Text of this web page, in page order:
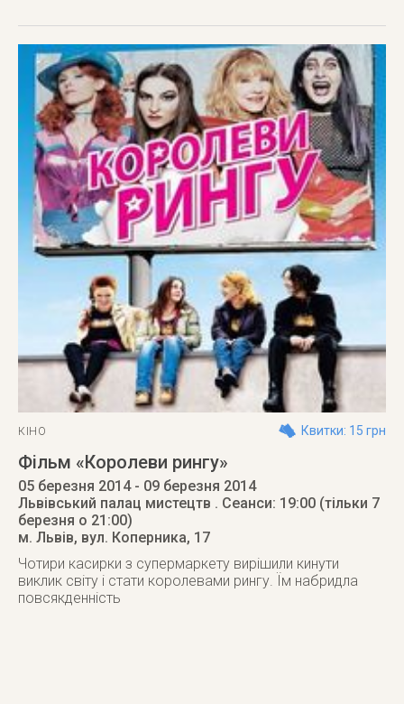
КІНО Квитки: 15 грн
Фільм «Королеви рингу»
05 березня 2014- 09 березня 2014
Львівський палац мистецтв . Сеанси: 19:00 (тільки 7
березня о 21:00)
м. Львів, вул. Коперника, 17
Чотири касирки з супермаркету вирішили кинути
виклик світу і стати королевами рингу. Їм набридла
повсякденність